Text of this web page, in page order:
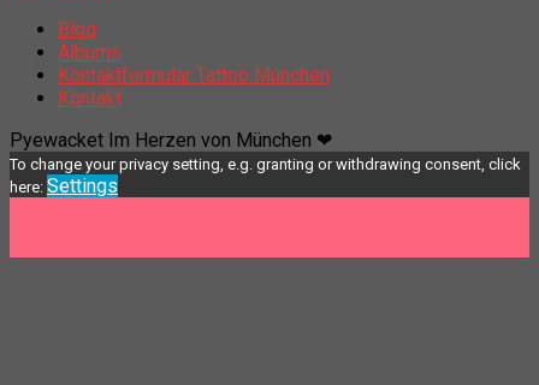
Blog
Albums
Kontaktformular Tattoo München
Kontakt
Pyewacket Im Herzen von München ❤
To change your privacy setting, e.g. granting or withdrawing consent, click
here: Settings